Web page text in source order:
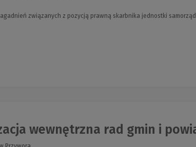
związanych z pozycją prawną skarbnika jednostki
wewnętrzna rad gmin i